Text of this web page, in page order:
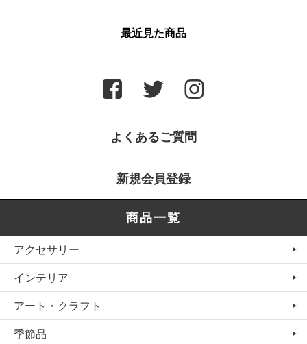
最近見た商品
よくあるご質問
新規会員登録
商品一覧
アクセサリー
インテリア
アート・クラフト
季節品